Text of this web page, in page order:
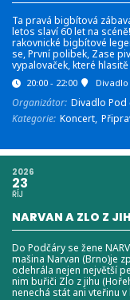
Ta pravá bigbítová
letos slaví 60 let na
rakovnické bigbítové
se, První polibek, Zase
vypalovaček, které
20:00 - 22:00
Organizátor: Divadlo Pod
Kategorie: Koncert,
2026
23
ŘÍJ
NARVAN A ZLO Z
Do Podčáry se žene
mašina Narvan (Brno)je
odehrála nejen největší
nim buřiči Zlo z jihu
nenechá stát ani vteřinu v